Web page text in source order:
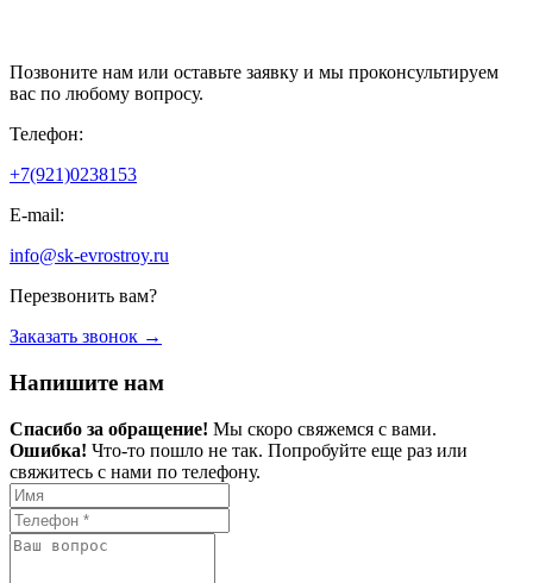
Позвоните нам или оставьте заявку и мы проконсультируем
вас по любому вопросу.
Телефон:
+7(921)0238153
E-mail:
info@sk-evrostroy.ru
Перезвонить вам?
Заказать звонок →
Напишите нам
Спасибо за обращение! Мы скоро свяжемся с вами.
Ошибка! Что-то пошло не так. Попробуйте еще раз или
свяжитесь с нами по телефону.